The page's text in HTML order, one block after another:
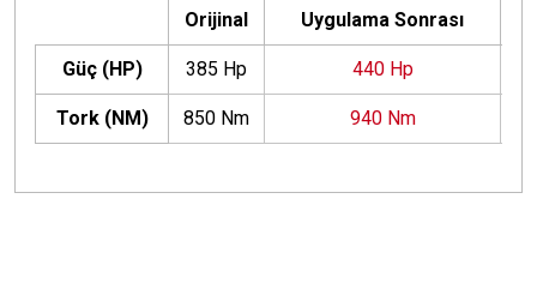
Orijinal Uygulama Sonrası
Güç (HP) 385 Hp 440 Hp
Tork (NM) 850 Nm 940 Nm